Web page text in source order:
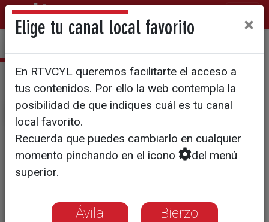
CyLTV Noticias
Elige tu canal local favorito ×
En RTVCYL queremos facilitarte el acceso a
tus contenidos. Por ello la web contempla la
posibilidad de que indiques cuál es tu canal
local favorito.
Recuerda que puedes cambiarlo en cualquier
momento pinchando en el icono
del menú
superior.
Ávila Bierzo